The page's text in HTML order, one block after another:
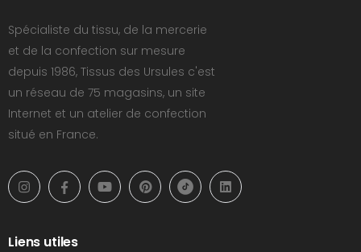
Spécialiste du tissu, de la mercerie
et de la confection sur mesure
depuis 1986, Tissus des Ursules c'est
un réseau de 75 magasins, un site
Internet et un atelier de confection
situé en France.
Liens utiles